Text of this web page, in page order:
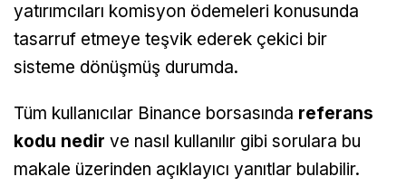
yatırımcıları komisyon ödemeleri konusunda
tasarruf etmeye teşvik ederek çekici bir
sisteme dönüşmüş durumda.
Tüm kullanıcılar Binance borsasında referans
kodu nedir ve nasıl kullanılır gibi sorulara bu
makale üzerinden açıklayıcı yanıtlar bulabilir.